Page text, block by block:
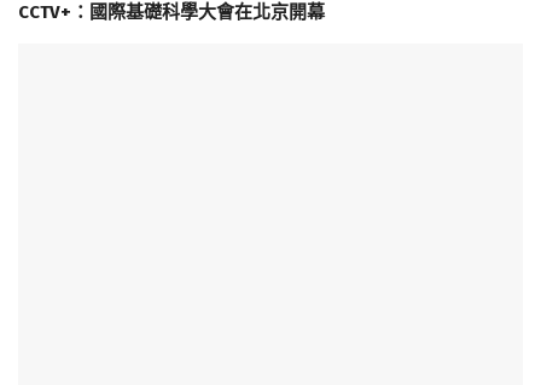
CCTV+：國際基礎科學大會在北京開幕